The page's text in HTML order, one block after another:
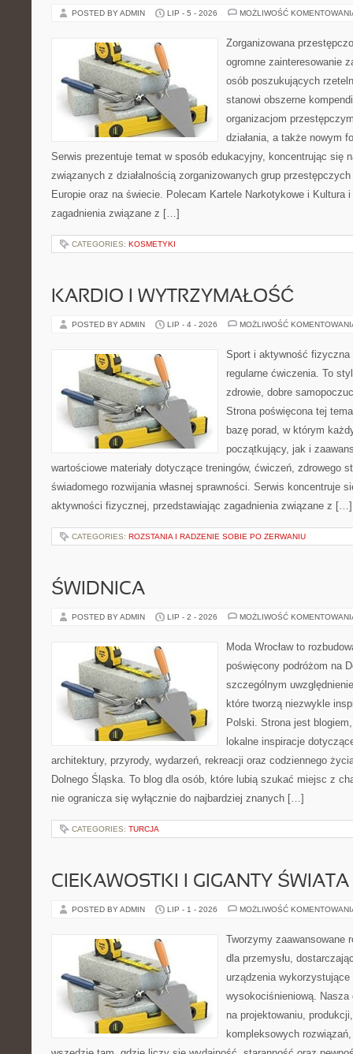
POSTED BY ADMIN LIP - 5 - 2026 MOŻLIWOŚĆ
Zorganizowana
ogromne zainteresowanie
osób poszukujących
stanowi obszerne
organizacjom
działania, a także nowym
Serwis prezentuje temat w sposób edukacyjny, koncentrując się
związanych z działalnością zorganizowanych grup
Europie oraz na świecie. Polecam Kartele Narkotykowe i Kultura
zagadnienia związane z […]
CATEGORIES: KOSMETYKI
KARDIO I WYTRZYMAŁOŚĆ
POSTED BY ADMIN LIP - 4 - 2026 MOŻLIWOŚĆ
Sport i aktywność
regularne ćwiczenia. To
zdrowie, dobre
Strona poświęcona tej
bazę porad, w którym
początkujący, jak i
wartościowe materiały dotyczące treningów, ćwiczeń, zdrowego
świadomego rozwijania własnej sprawności. Serwis koncentruje
aktywności fizycznej, przedstawiając zagadnienia związane z […]
CATEGORIES: ROZSTANIA I RADZENIE SOBIE PO ZERWANIU
ŚWIDNICA
POSTED BY ADMIN LIP - 2 - 2026 MOŻLIWOŚĆ
Moda Wrocław to
poświęcony podróżom na
szczególnym
które tworzą niezwykle
Polski. Strona jest
lokalne inspiracje
architektury, przyrody, wydarzeń, rekreacji oraz codziennego
Dolnego Śląska. To blog dla osób, które lubią szukać miejsc z
nie ogranicza się wyłącznie do najbardziej znanych […]
CATEGORIES: TURCJA
CIEKAWOSTKI I GIGANTY ŚWIATA
POSTED BY ADMIN LIP - 1 - 2026 MOŻLIWOŚĆ
Tworzymy zaawansowane
dla przemysłu,
urządzenia wykorzystujące
wysokociśnieniową. Nasza
na projektowaniu,
kompleksowych